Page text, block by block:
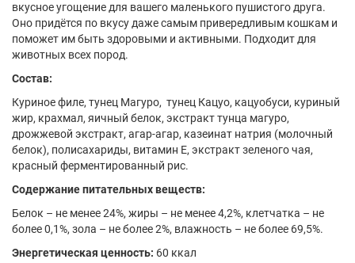
вкусное угощение для вашего маленького пушистого друга.
Оно придётся по вкусу даже самым привередливым кошкам и
поможет им быть здоровыми и активными. Подходит для
животных всех пород.
Состав:
Куриное филе, тунец Магуро, тунец Кацуо, кацуобуси, куриный
жир, крахмал, яичный белок, экстракт тунца магуро,
дрожжевой экстракт, агар-агар, казеинат натрия (молочный
белок), полисахариды, витамин E, экстракт зеленого чая,
красный ферментированный рис.
Содержание питательных веществ:
Белок – не менее 24%, жиры – не менее 4,2%, клетчатка – не
более 0,1%, зола – не более 2%, влажность – не более 69,5%.
Энергетическая ценность: 60 ккал